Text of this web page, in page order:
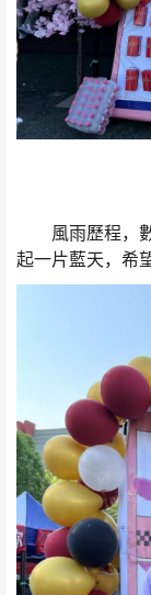
風雨歷程，
起一片藍天，希